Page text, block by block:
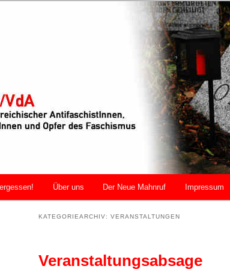
AntifaschistInnen, WiderstandskämpferInnen und Opfer des
Über uns Der Neue Mahnruf Impressum
KATEGORIEARCHIV: VERANSTALTUNGEN
Veranstaltungsabsage